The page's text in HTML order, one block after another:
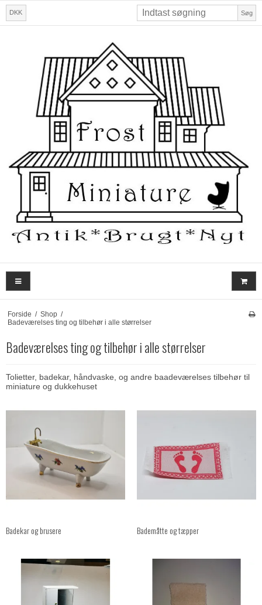
DKK Søg
Forside / Shop /
Badeværelses ting og tilbehør i alle størrelser
Badeværelses ting og tilbehør i alle størrelser
Tolietter, badekar, håndvaske, og andre baadeværelses tilbehør til
miniature og dukkehuset
Badekar og brusere Bademåtte og tæpper